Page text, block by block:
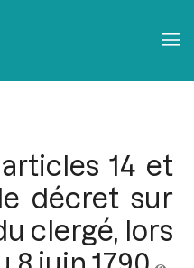
14 et
décret sur
clergé, lors